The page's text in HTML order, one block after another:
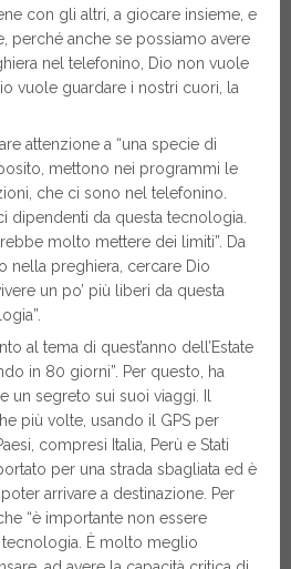
con gli altri, a giocare insieme, e
perché anche se possiamo avere
nel telefonino, Dio non vuole
vuole guardare i nostri cuori, la
attenzione a “una specie di
mettono nei programmi le
che ci sono nel telefonino.
dipendenti da questa tecnologia.
molto mettere dei limiti”. Da
nella preghiera, cercare Dio
un po’ più liberi da questa
al tema di quest’anno dell’Estate
in 80 giorni”. Per questo, ha
un segreto sui suoi viaggi. Il
più volte, usando il GPS per
compresi Italia, Perù e Stati
per una strada sbagliata ed è
arrivare a destinazione. Per
“è importante non essere
È molto meglio